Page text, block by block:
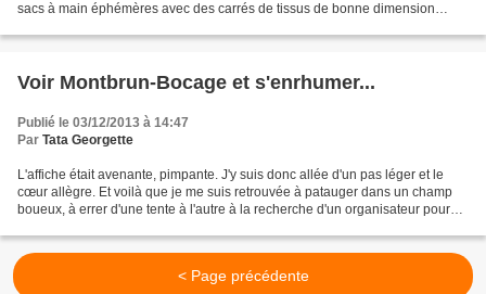
sacs à main éphémères avec des carrés de tissus de bonne dimension
Voir Montbrun-Bocage et s'enrhumer...
Publié le 03/12/2013 à 14:47
Par Tata Georgette
L'affiche était avenante, pimpante. J'y suis donc allée d'un pas léger et le
cœur allègre. Et voilà que je me suis retrouvée à patauger dans un champ
boueux, à errer d'une tente à l'autre à la recherche d'un organisateur pour
< Page précédente